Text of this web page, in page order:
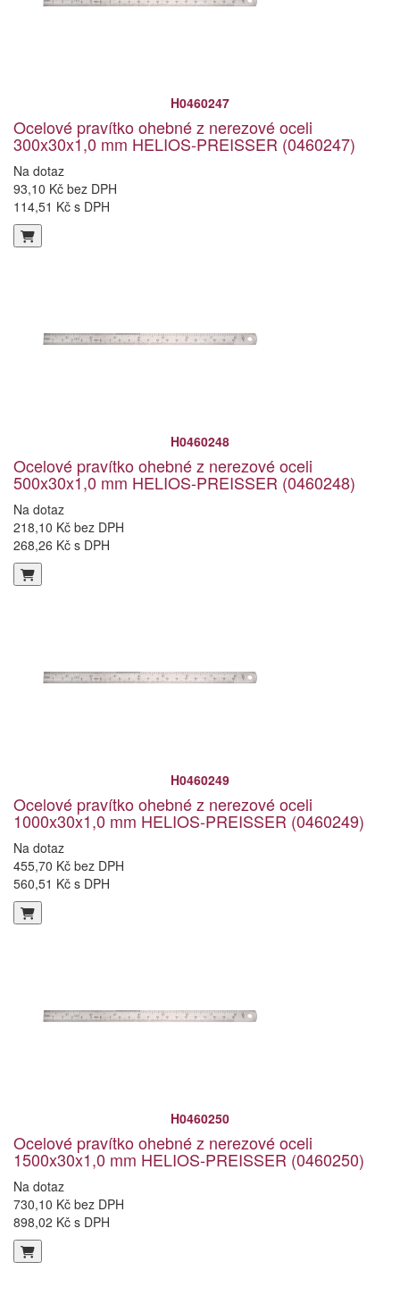
H0460247
Ocelové pravítko ohebné z nerezové oceli
300x30x1,0 mm HELIOS-PREISSER (0460247)
Na dotaz
93,10 Kč bez DPH
114,51 Kč s DPH
H0460248
Ocelové pravítko ohebné z nerezové oceli
500x30x1,0 mm HELIOS-PREISSER (0460248)
Na dotaz
218,10 Kč bez DPH
268,26 Kč s DPH
H0460249
Ocelové pravítko ohebné z nerezové oceli
1000x30x1,0 mm HELIOS-PREISSER (0460249)
Na dotaz
455,70 Kč bez DPH
560,51 Kč s DPH
H0460250
Ocelové pravítko ohebné z nerezové oceli
1500x30x1,0 mm HELIOS-PREISSER (0460250)
Na dotaz
730,10 Kč bez DPH
898,02 Kč s DPH